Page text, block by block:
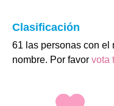
Clasificación
61 las personas con el
nombre. Por favor vota